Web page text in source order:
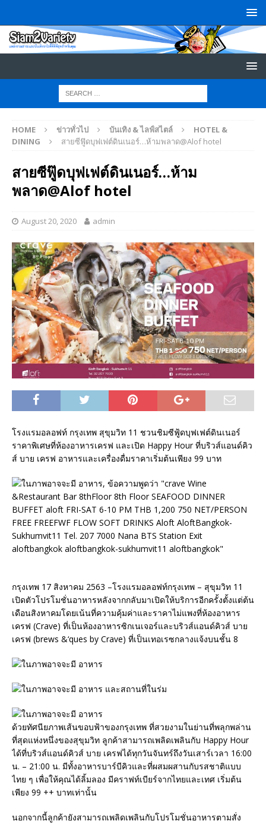
HOME ข่าวทั่วไป บันเทิง & ไลฟ์สไตล์
HOTEL &
DINING
สายซีฟู๊ดบุฟเฟต์ดินเนอร์…ห้ามพลาด@Alof hotel
สายซีฟู๊ดบุฟเฟต์ดินเนอร์…ห้าม
พลาด@Alof hotel
August 20, 2020 admin
โรงแรมอลอฟท์ กรุงเทพ สุขุมวิท 11 ชวนชิมซีฟู้ดบุฟเฟต์ดินเนอร์
ราคาพิเศษที่ห้องอาหารเครฟ และเปิด Happy Hour ที่บริวส์แอนด์คิว
ส์ บาย เครฟ อาหารและเครื่องดื่มราคาเริ่มต้นเพียง 99 บาท
กรุงเทพ 17 สิงหาคม 2563 –โรงแรมอลอฟท์กรุงเทพ – สุขุมวิท 11
เปิดตัวโปรโมชั่นอาหารหลังจากกลับมาเปิดให้บริการอีกครั้งตั้งแต่ต้น
เดือนสิงหาคมโดยเน้นที่ความคุ้มค่าและราคาไม่แพงที่ห้องอาหาร
เครฟ (Crave) ที่เป็นห้องอาหารซิกเนเจอร์และบริวส์แอนด์คิวส์ บาย
เครฟ (brews &‘ques by Crave) ที่เป็นเทอเรซกลางแจ้งบนชั้น 8
ด้วยทัศนียภาพเส้นขอบฟ้าของกรุงเทพ ที่สวยงามในย่านที่พลุกพล่าน
ที่สุดแห่งหนึ่งของสุขุมวิท ลูกค้าสามารถเพลิดเพลินกับ Happy Hour
ได้ที่บริวส์แอนด์คิวส์ บาย เครฟได้ทุกวันจันทร์ถึงวันเสาร์เวลา 16:00
น. – 21:00 น. มีทั้งอาหารบาร์บีคิวและที่ผสมผสานกับรสชาติแบบ
ไทย ๆ เพื่อให้คุณได้ลิ้มลอง มีคราฟท์เบียร์จากไทยและเทศ เริ่มต้น
เพียง 99 ++ บาทเท่านั้น
นอกจากนี้ลูกค้ายังสามารถเพลิดเพลินกับโปรโมชั่นอาหารตามสั่ง